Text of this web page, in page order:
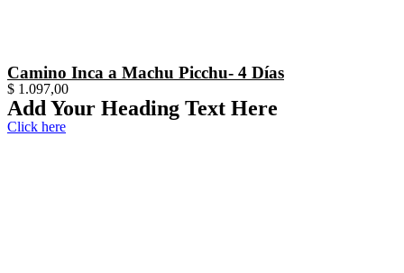
Camino Inca a Machu Picchu- 4 Días
$ 1.097,00
Add Your Heading Text Here
Click here